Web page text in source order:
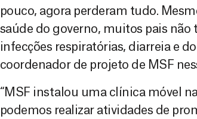
pouco, agora perderam tudo.
saúde do governo, muitos pais
infecções respiratórias, diarreia e
coordenador de projeto de MSF
“MSF instalou uma clínica móvel
podemos realizar atividades de